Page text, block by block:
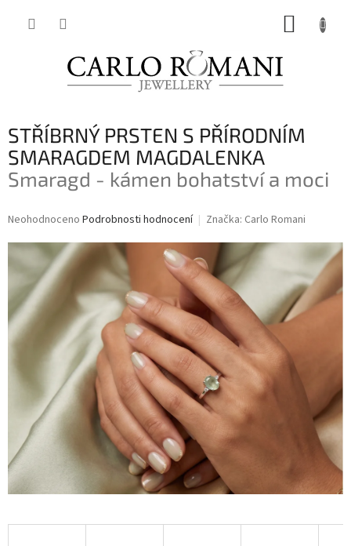
STŘÍBRNÝ PRSTEN S PŘÍRODNÍM
SMARAGDEM MAGDALENKA
Smaragd - kámen bohatství a moci
Průměrné
produktu
z
hvězdiček.
Neohodnoceno Podrobnosti hodnocení Značka: Carlo Romani